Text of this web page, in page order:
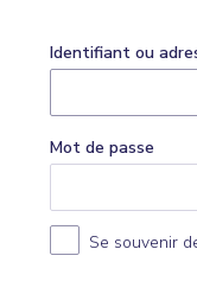
Identifiant ou
Mot de passe
Se souvenir